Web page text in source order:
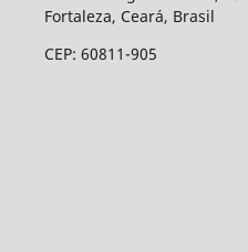
Fortaleza, Ceará, Brasil
CEP: 60811-905